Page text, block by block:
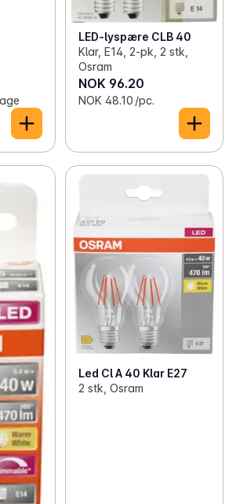
LED-lyspære CLB 40
Klar, E14, 2-pk, 2 stk,
Osram
NOK 96.20
NOK 48.10 /pc.
Led Cl A 40 Klar E27
2 stk, Osram